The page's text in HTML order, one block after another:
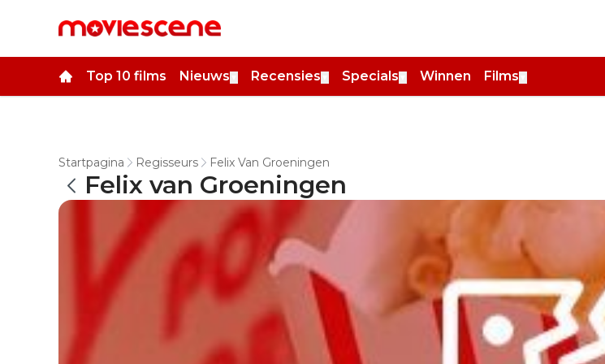
Top 10 films Nieuws Recensies Specials Winnen Films
Startpagina Regisseurs Felix Van Groeningen
Felix van Groeningen